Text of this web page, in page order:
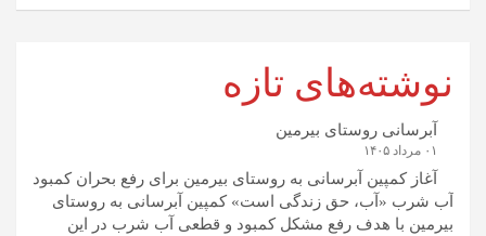
نوشته‌های تازه
آبرسانی روستای بیرمین
۰۱ مرداد ۱۴۰۵
آغاز کمپین آبرسانی به روستای بیرمین برای رفع بحران کمبود
آب شرب «آب، حق زندگی است» کمپین آبرسانی به روستای
بیرمین با هدف رفع مشکل کمبود و قطعی آب شرب در این